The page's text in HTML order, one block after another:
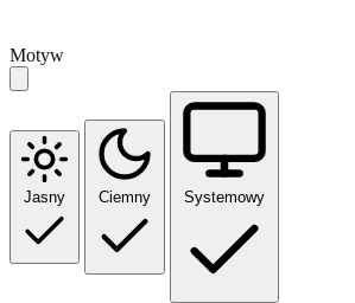
Motyw
Jasny Ciemny Systemowy